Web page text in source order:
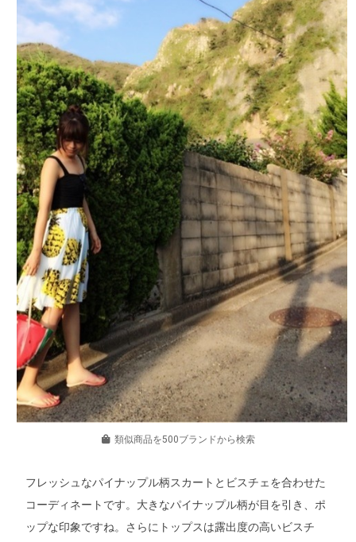
類似商品を500ブランドから検索
フレッシュなパイナップル柄スカートとビスチェを合わせた
コーディネートです。大きなパイナップル柄が目を引き、ポ
ップな印象ですね。さらにトップスは露出度の高いビスチ